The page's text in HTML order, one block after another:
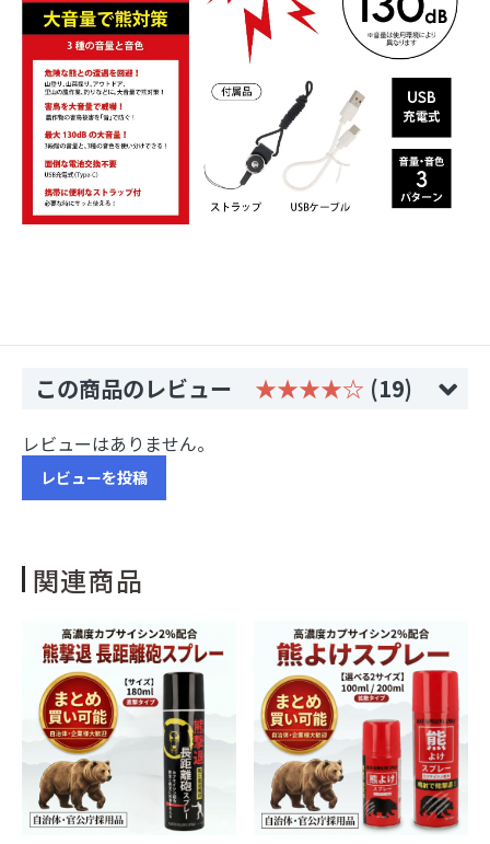
この商品のレビュー ★★★★☆ (19)
レビューはありません。
レビューを投稿
関連商品